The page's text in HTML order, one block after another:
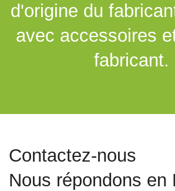
d'origine du
avec accessoires
fabricant.
Contactez-nous
Nous répondons en